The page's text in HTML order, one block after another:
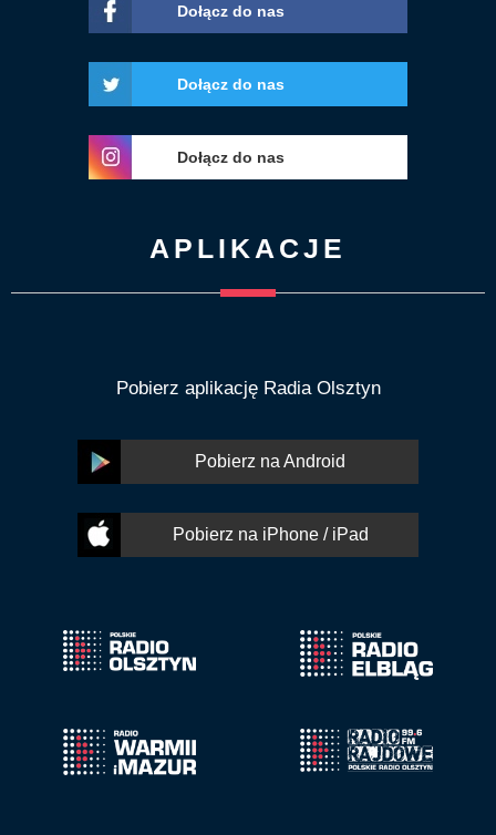
Dołącz do nas
Dołącz do nas
Dołącz do nas
APLIKACJE
Pobierz aplikację Radia Olsztyn
Pobierz na Android
Pobierz na iPhone / iPad